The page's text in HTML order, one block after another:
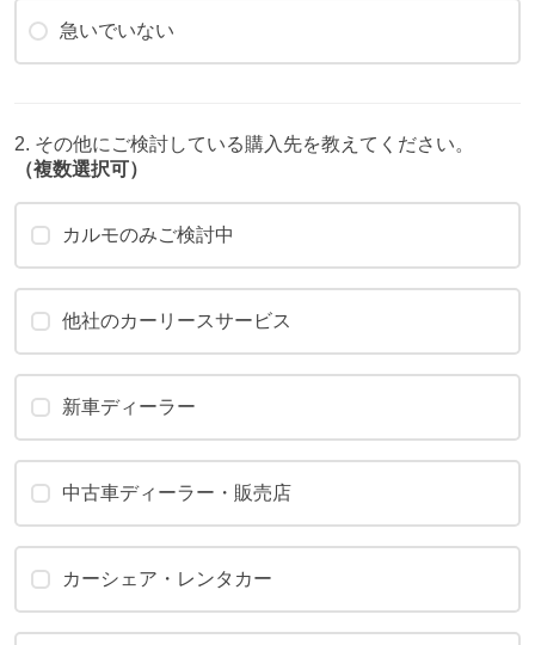
急いでいない
2. その他にご検討している購入先を教えてください。
（複数選択可）
カルモのみご検討中
他社のカーリースサービス
新車ディーラー
中古車ディーラー・販売店
カーシェア・レンタカー